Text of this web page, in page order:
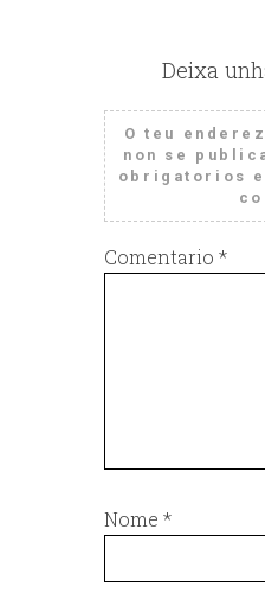
Deixa
O teu
non se
obrigatorios
Comentario *
Nome *